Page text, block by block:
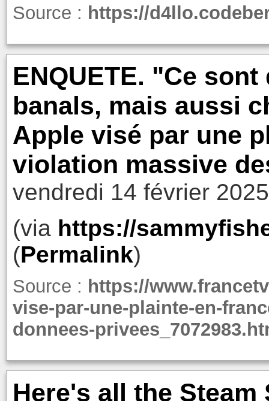
Source : https://
ENQUETE. "Ce
banals, mais aussi
Apple visé par une
violation massive
vendredi 14 février
(via https://
(Permalink)
Source : https://
vise-par-une-plainte-en-
donnees-
Here's all the Steam